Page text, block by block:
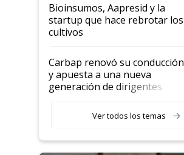
Bioinsumos, Aapresid y la
startup que hace rebrotar los
cultivos
Carbap renovó su conducción
y apuesta a una nueva
generación de dirigentes
Ver todos los temas